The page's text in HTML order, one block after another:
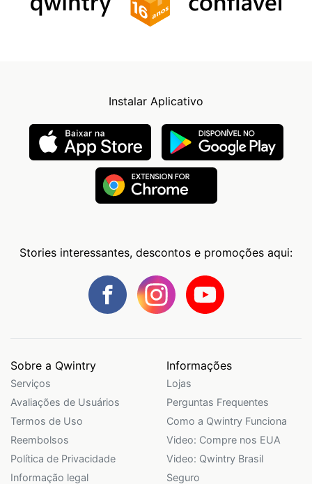
Instalar Aplicativo
Stories interessantes, descontos e promoções aqui:
Sobre a Qwintry
Serviços
Avaliações de Usuários
Termos de Uso
Reembolsos
Política de Privacidade
Informação legal
Informações
Lojas
Perguntas Frequentes
Como a Qwintry Funciona
Video: Compre nos EUA
Video: Qwintry Brasil
Seguro